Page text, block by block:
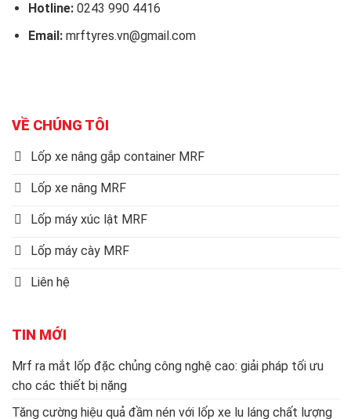
Hotline: 0243 990 4416
Email: mrftyres.vn@gmail.com
VỀ CHÚNG TÔI
Lốp xe nâng gắp container MRF
Lốp xe nâng MRF
Lốp máy xúc lật MRF
Lốp máy cày MRF
Liên hệ
TIN MỚI
Mrf ra mắt lốp đặc chủng công nghệ cao: giải pháp tối ưu
cho các thiết bị nặng
Tăng cường hiệu quả đầm nén với lốp xe lu láng chất lượng